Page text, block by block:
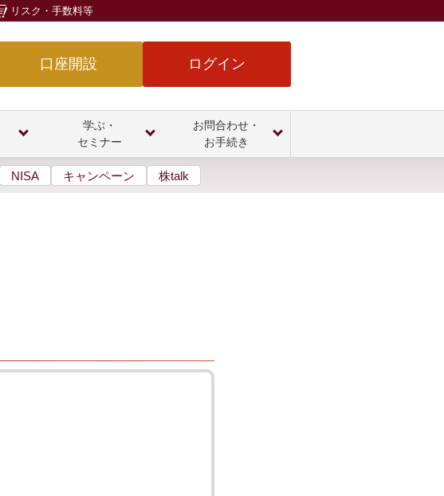
口座開設 ログイン
リスク・手数料等
学ぶ・
セミナー
お問合わせ・
お手続き
NISA キャンペーン 株talk